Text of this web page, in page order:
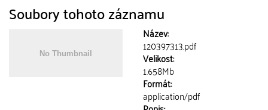
Soubory tohoto záznamu
Název:
120397313.pdf
Velikost:
1.658Mb
Formát:
application/pdf